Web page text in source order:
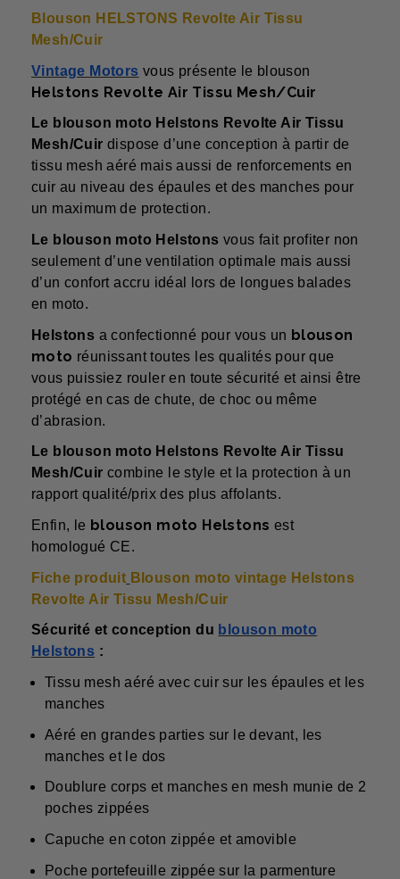
Blouson HELSTONS Revolte Air Tissu
Mesh/Cuir
Vintage Motors vous présente le blouson
Helstons Revolte Air Tissu Mesh/Cuir
Le blouson moto Helstons Revolte Air Tissu
Mesh/Cuirdispose d’une conception à partir de
tissu mesh aéré mais aussi de renforcements en
cuir au niveau des épaules et des manches pour
un maximum de protection.
Le blouson moto Helstons vous fait profiter non
seulement d’une ventilation optimale mais aussi
d’un confort accru idéal lors de longues balades
en moto.
Helstons a confectionné pour vous un blouson
moto réunissant toutes les qualités pour que
vous puissiez rouler en toute sécurité et ainsi être
protégé en cas de chute, de choc ou même
d’abrasion.
Le blouson moto Helstons Revolte Air Tissu
Mesh/Cuir combine le style et la protection à un
rapport qualité/prix des plus affolants.
Enfin, le blouson moto Helstons est
homologué CE.
Fiche produit Blouson moto vintage Helstons
Revolte Air Tissu Mesh/Cuir
Sécurité et conception du blouson moto
Helstons :
Tissu mesh aéré avec cuir sur les épaules et les
manches
Aéré en grandes parties sur le devant, les
manches et le dos
Doublure corps et manches en mesh munie de 2
poches zippées
Capuche en coton zippée et amovible
Poche portefeuille zippée sur la parmenture